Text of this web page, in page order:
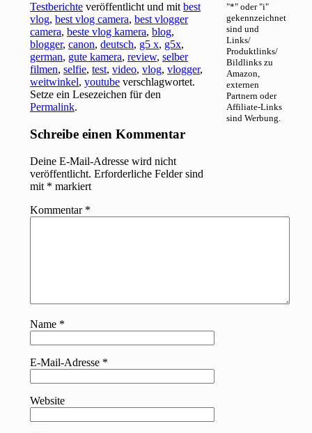
Testberichte veröffentlicht und mitbest
vlog,best vlog camera,best vlogger
camera,beste vlog kamera,blog,
blogger,canon,deutsch, g5 x, g5x,
german, gute kamera,review,selber
filmen,selfie,test,video,vlog,vlogger,
weitwinkel,youtube verschlagwortet.
Setze ein Lesezeichen für den
Permalink.
Schreibe einen Kommentar
Deine E-Mail-Adresse wird nicht
veröffentlicht. Erforderliche Felder sind
mit * markiert
Kommentar *
Name *
E-Mail-Adresse *
Website
"*" oder "i"
gekennzeichnet
sind und
Links/
Produktlinks/
Bildlinks zu
Amazon,
externen
Partnern oder
Affiliate-Links
sind Werbung.